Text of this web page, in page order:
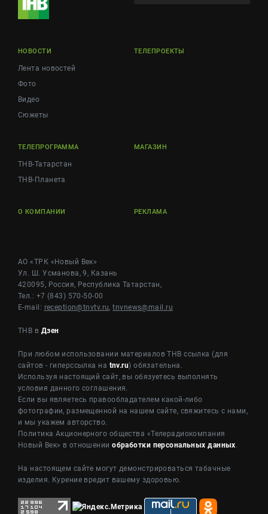
НОВОСТИ
Лента новостей
Фото
Видео
Сюжеты
ТЕЛЕПРОЕКТЫ
ТЕЛЕПРОГРАММА
ТНВ-Татарстан
ТНВ-Планета
МАГАЗИН
О КОМПАНИИ РЕКЛАМА
АО «ТРК «Новый Век»
Ул. Ш. Усманова, 9, Казань
420095, Россия, Республика Татарстан,
Тел.: +7 (843) 570-50-00
E-mail: reception@tnvtv.ru,tnvnews@mail.ru
ТНВ в Дзен
При любом использовании материалов ТНВ ссылка (для
сайтов - гиперссылка на tnv.ru) обязательна.
Используя настоящий сайт, вы обязуетесь выполнять
условия данного соглашения.
Если вы являетесь правообладателем какой-либо
фотографии, размещенной на нашем сайте, свяжитесь с нами,
и мы укажем авторство.
Политика Акционерного общества «Телерадиокомпания
Новый Век» в отношенииобработки персональных данных.
На настоящем сайте могут демонстрироваться табачные
изделия. Курение вредит вашему здоровью.